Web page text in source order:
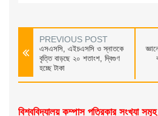
PREVIOUS POST
এসএসসি, এইচএসসি ও স্নাতকে
বৃত্তি বাড়ছে ২০ শতাংশ, দ্বিগুণ
হচ্ছে টাকা
বিশ্ববিদ্যালয় কম্পাস পত্রিকার সংখ্যা সমূহ